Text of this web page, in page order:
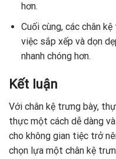
hơn.
Cuối cùng, các chân
việc sắp xếp và dọn
nhanh chóng hơn.
Kết luận
Với chân kệ trưng bày,
thực một cách dễ dàng
cho không gian tiệc trở
chọn lựa một chân kệ